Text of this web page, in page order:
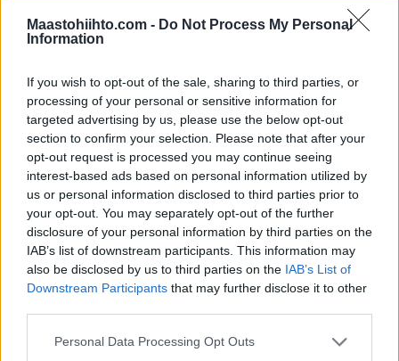
Maastohiihto.com - Do Not Process My Personal
Information
If you wish to opt-out of the sale, sharing to third parties, or
processing of your personal or sensitive information for
targeted advertising by us, please use the below opt-out
section to confirm your selection. Please note that after your
opt-out request is processed you may continue seeing
interest-based ads based on personal information utilized by
us or personal information disclosed to third parties prior to
your opt-out. You may separately opt-out of the further
disclosure of your personal information by third parties on the
IAB’s list of downstream participants. This information may
also be disclosed by us to third parties on the IAB’s List of
Downstream Participants that may further disclose it to other
Please note that this website/app uses one or more Google
Personal Data Processing Opt Outs
Ski Classics kilpailut kaudella 2012
Marcialonga 29.1.2012
König Ludwig Lauf 5.2.2012
Vasaloppet 4.3.2012
Birkebeinerrennet 17.2.2012
Ski Classics Final 2012 – Norefjellrennet
Tartu Ski Marathonin kohtalosta ilmeisesti
neuvotellaan vielä. Järjestäjille on tarjottu
mahdollisuutta olla mukana Ski Classics-
sarjassa, mutta tiettävästi järjestäjillä on ollut
vaikeuksia saada kasaan tarvittavaa
ratkeaa syyskuun alkupuolella.